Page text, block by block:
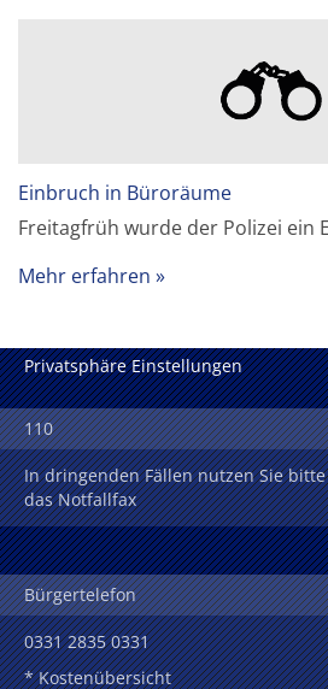
Einbruch in Büroräume
Freitagfrüh wurde der Polizei ein
Mehr erfahren
Privatsphäre Einstellungen
110
In dringenden Fällen nutzen Sie
das Notfallfax
Bürgertelefon
0331 2835 0331
* Kostenübersicht